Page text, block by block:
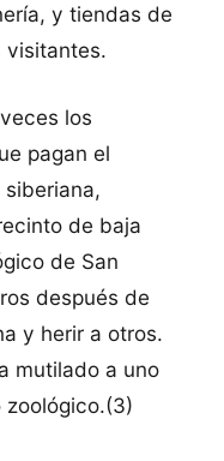
y tiendas de
visitantes.
los
pagan el
de baja
de San
después de
y herir a otros.
mutilado a uno